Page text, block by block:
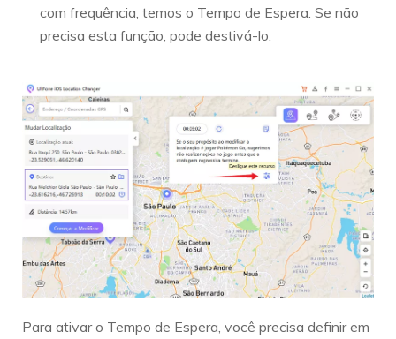
com frequência, temos o Tempo de Espera. Se não
precisa esta função, pode destivá-lo.
Para ativar o Tempo de Espera, você precisa definir em